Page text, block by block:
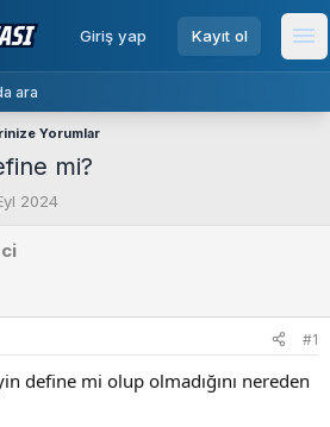
Giriş yap Kayıt ol menu
ara
Yorumlar
mi?
2024
#1
define mi olup olmadığını nereden